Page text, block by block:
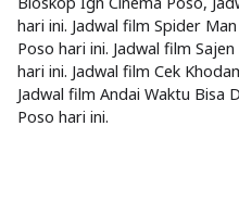
hari ini. Jadwal film Spider
Poso hari ini. Jadwal film
hari ini. Jadwal film Cek
Jadwal film Andai Waktu Bisa
Poso hari ini.